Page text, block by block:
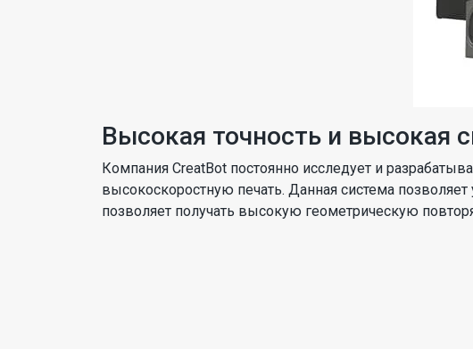
Высокая точность и высокая
Компания СreatBot постоянно исследует и
высокоскоростную печать. Данная система
позволяет получать высокую геометрическую